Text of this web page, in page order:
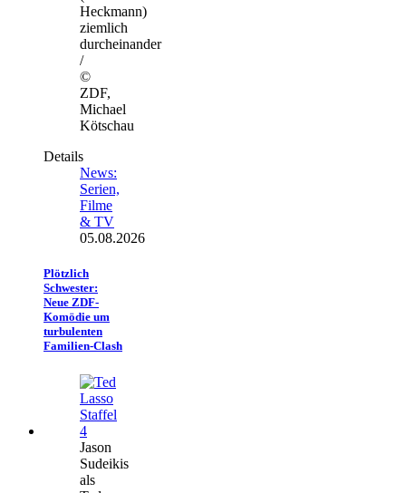
Heckmann)
ziemlich
durcheinander
/
©
ZDF,
Michael
Kötschau
Details
News:
Serien,
Filme
& TV
05.08.2026
Plötzlich
Schwester:
Neue ZDF-
Komödie um
turbulenten
Familien-Clash
Jason
Sudeikis
als